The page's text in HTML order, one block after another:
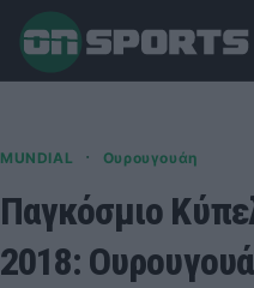
MUNDIAL · Ουρουγουάη
Παγκόσμιο
2018: